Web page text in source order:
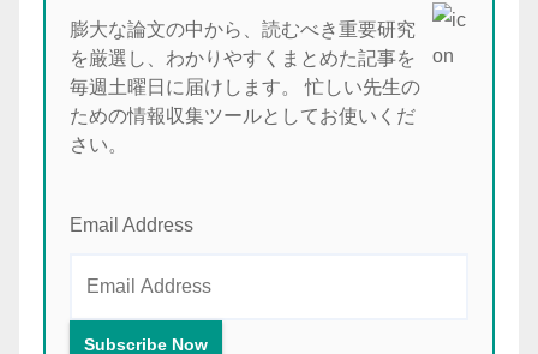
膨大な論文の中から、読むべき重要研究
を厳選し、わかりやすくまとめた記事を
毎週土曜日に届けします。 忙しい先生の
ための情報収集ツールとしてお使いくだ
さい。
Email Address